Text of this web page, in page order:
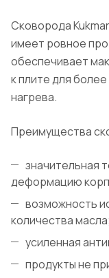
Сковорода
имеет ровное
обеспечивает
к плите для
нагрева.
Преимущества
значительная
деформацию
возможность
количества масла;
усиленная
продукты не